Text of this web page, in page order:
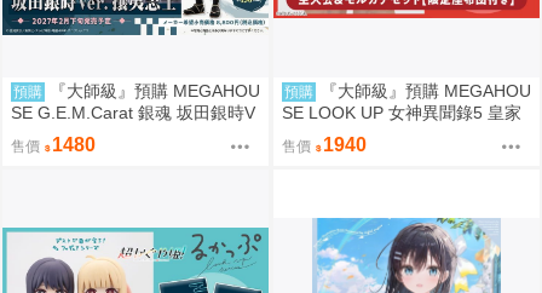
預購
『大師級』預購 MEGAHOU
SE G.E.M.Carat 銀魂 坂田銀時V
er. 攘夷志士
售價 1480
預購
『大師級』預購 MEGAHOU
SE LOOK UP 女神異聞錄5 皇家
版 主人公＆摩爾加納 套組 附特
典
售價 1940